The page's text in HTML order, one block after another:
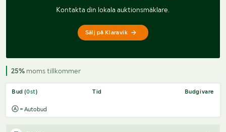
Kontakta din lokala auktionsmäklare.
Sälj på Klaravik
25% moms tillkommer
Bud (0st) Tid Budgivare
= Autobud